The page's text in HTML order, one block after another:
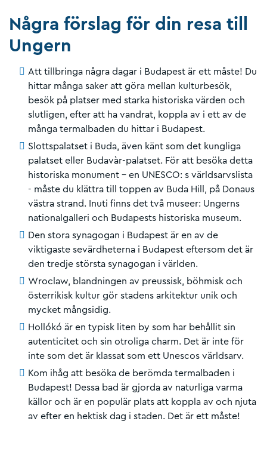
Några förslag för din resa till
Ungern
Att tillbringa några dagar i Budapest är ett måste! Du
hittar många saker att göra mellan kulturbesök,
besök på platser med starka historiska värden och
slutligen, efter att ha vandrat, koppla av i ett av de
många termalbaden du hittar i Budapest.
Slottspalatset i Buda, även känt som det kungliga
palatset eller Budavàr-palatset. För att besöka detta
historiska monument - en UNESCO: s världsarvslista
- måste du klättra till toppen av Buda Hill, på Donaus
västra strand. Inuti finns det två museer: Ungerns
nationalgalleri och Budapests historiska museum.
Den stora synagogan i Budapest är en av de
viktigaste sevärdheterna i Budapest eftersom det är
den tredje största synagogan i världen.
Wroclaw, blandningen av preussisk, böhmisk och
österrikisk kultur gör stadens arkitektur unik och
mycket mångsidig.
Hollókó är en typisk liten by som har behållit sin
autenticitet och sin otroliga charm. Det är inte för
inte som det är klassat som ett Unescos världsarv.
Kom ihåg att besöka de berömda termalbaden i
Budapest! Dessa bad är gjorda av naturliga varma
källor och är en populär plats att koppla av och njuta
av efter en hektisk dag i staden. Det är ett måste!